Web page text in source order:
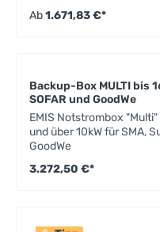
Ab1.671,83 €*
Backup-Box MULTI bis
SOFAR und GoodWe
EMIS Notstrombox
und über 10kW für SMA,
GoodWe
3.272,50 €*